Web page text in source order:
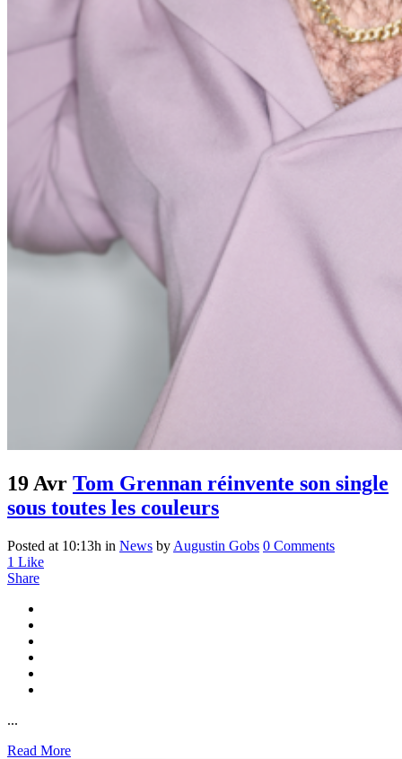
19 Avr Tom Grennan réinvente son single
sous toutes les couleurs
Posted at 10:13h in News by Augustin Gobs 0 Comments
1 Like
Share
...
Read More